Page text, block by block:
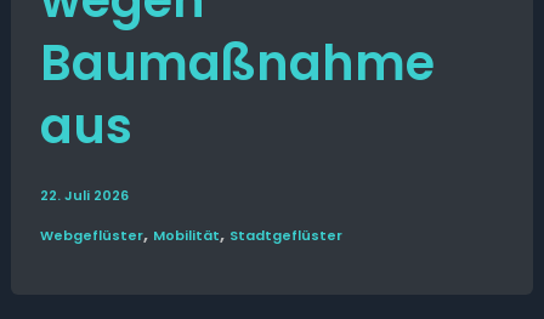
Baumaßnahme
aus
22. Juli 2026
Web­­geflüster, Mobilität, Stadt­geflüster